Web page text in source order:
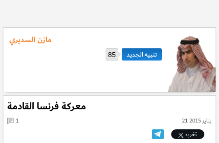
مازن السديري
85
معركة فرنسا القادمة
21 يناير 2015
1
تغريد